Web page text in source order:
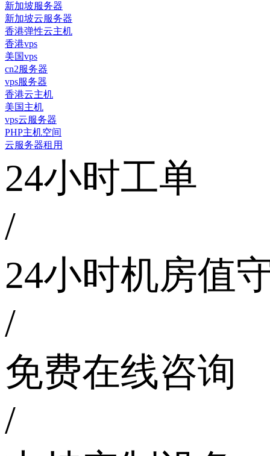
新加坡服务器
新加坡云服务器
香港弹性云主机
香港vps
美国vps
cn2服务器
vps服务器
香港云主机
美国主机
vps云服务器
PHP主机空间
云服务器租用
24小时工单
/
24小时机房值
/
免费在线咨询
/